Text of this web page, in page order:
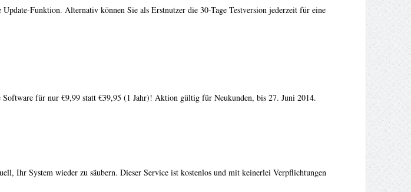
Funktion. Alternativ können Sie als Erstnutzer die 30-Tage Testversion jederzeit für eine
für nur €9,99 statt €39,95 (1 Jahr)! Aktion gültig für Neukunden, bis 27. Juni 2014.
Ihr System wieder zu säubern. Dieser Service ist kostenlos und mit keinerlei Verpflichtungen